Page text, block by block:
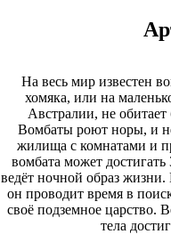
На весь мир известен
хомяка, или на
Австралии, не
Вомбаты роют норы, и
жилища с комнатами и
вомбата может достигать
ведёт ночной образ
он проводит время в
своё подземное царство.
тела